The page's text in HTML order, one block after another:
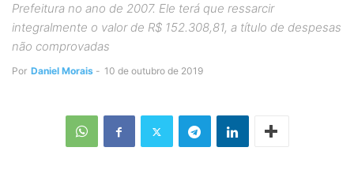
Prefeitura no ano de 2007. Ele terá que ressarcir
integralmente o valor de R$ 152.308,81, a título de despesas
não comprovadas
Por Daniel Morais - 10 de outubro de 2019